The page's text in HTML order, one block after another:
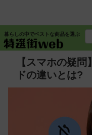
暮らしの中でベストな商品を選ぶ
【スマホの疑
ドの違いとは?